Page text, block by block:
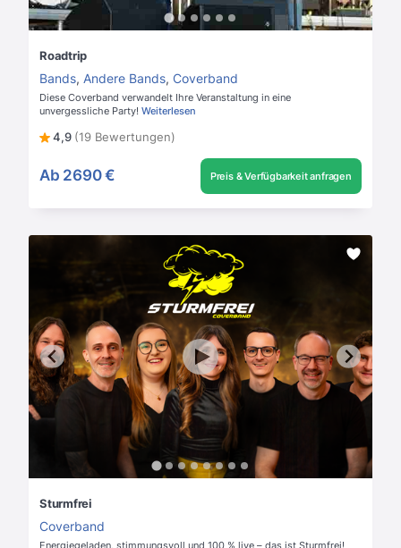
Roadtrip
Bands, Andere Bands, Coverband
Diese Coverband verwandelt Ihre Veranstaltung in eine
unvergessliche Party! Weiterlesen
4,9 (19 Bewertungen)
Ab 2690 € Preis & Verfügbarkeit anfragen
Sturmfrei
Coverband
Energiegeladen, stimmungsvoll und 100 % live – das ist Sturmfrei!